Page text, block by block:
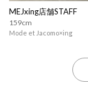
MEJxing店舗STAFF
159cm
Mode et Jacomo×ing